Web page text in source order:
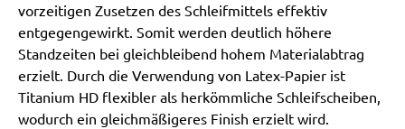
vorzeitigen Zusetzen des Schleifmittels effektiv
entgegengewirkt. Somit werden deutlich höhere
Standzeiten bei gleichbleibend hohem Materialabtrag
erzielt. Durch die Verwendung von Latex-Papier ist
Titanium HD flexibler als herkömmliche Schleifscheiben,
wodurch ein gleichmäßigeres Finish erzielt wird.